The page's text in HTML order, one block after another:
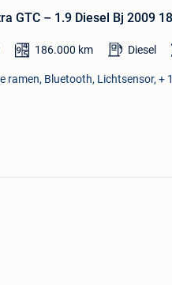
GTC – 1.9 Diesel Bj 2009
186.000 km Diesel
ramen, Bluetooth, Lichtsensor, +